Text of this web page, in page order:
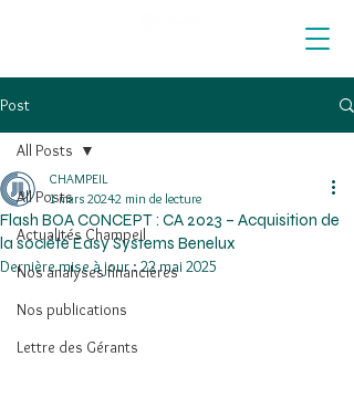
Post
All Posts
Actualités Champeil
Nos analyses financières
Nos publications
Lettre des Gérants
All Posts
Flash BOA CONCEPT : CA 2023 – Acquisition de
la société Easy Systems Benelux
CHAMPEIL
1 mars 20242 min de lecture
Dernière mise à jour :22 mai 2025